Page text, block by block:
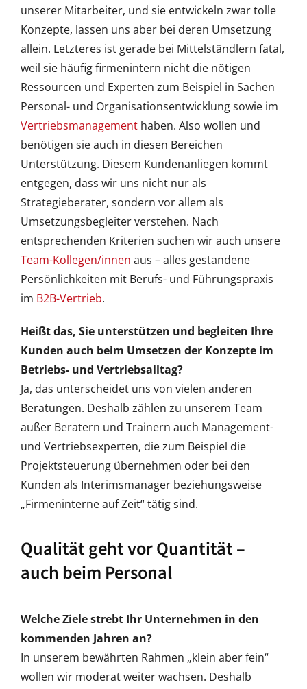
unserer Mitarbeiter, und sie entwickeln zwar tolle
Konzepte, lassen uns aber bei deren Umsetzung
allein. Letzteres ist gerade bei Mittelständlern fatal,
weil sie häufig firmenintern nicht die nötigen
Ressourcen und Experten zum Beispiel in Sachen
Personal- und Organisationsentwicklung sowie im
Vertriebsmanagementhaben. Also wollen und
benötigen sie auch in diesen Bereichen
Unterstützung. Diesem Kundenanliegen kommt
entgegen, dass wir uns nicht nur als
Strategieberater, sondern vor allem als
Umsetzungsbegleiter verstehen. Nach
entsprechenden Kriterien suchen wir auch unsere
Team-Kollegen/innen aus – alles gestandene
Persönlichkeiten mit Berufs- und Führungspraxis
im B2B-Vertrieb.
Heißt das, Sie unterstützen und begleiten Ihre
Kunden auch beim Umsetzen der Konzepte im
Betriebs- und Vertriebsalltag?
Ja, das unterscheidet uns von vielen anderen
Beratungen. Deshalb zählen zu unserem Team
außer Beratern und Trainern auch Management-
und Vertriebsexperten, die zum Beispiel die
Projektsteuerung übernehmen oder bei den
Kunden als Interimsmanager beziehungsweise
„Firmeninterne auf Zeit“ tätig sind.
Qualität geht vor Quantität –
auch beim Personal
Welche Ziele strebt Ihr Unternehmen in den
kommenden Jahren an?
In unserem bewährten Rahmen „klein aber fein“
wollen wir moderat weiter wachsen. Deshalb